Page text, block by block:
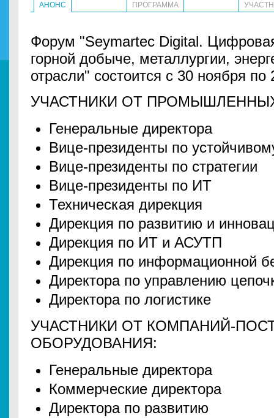
АНОНС ПРОГРАММА
Форум "Seymartec Digital.
горной добыче, металлургии,
отрасли" состоится с 30 ноября по
УЧАСТНИКИ ОТ
Генеральные директора
Вице-президенты по
Вице-президенты по стратегии
Вице-президенты по ИТ
Техническая дирекция
Дирекция по развитию и
Дирекция по ИТ и АСУТП
Дирекция по информационной
Директора по управлению
Директора по логистике
УЧАСТНИКИ ОТ КОМПАНИЙ-
ОБОРУДОВАНИЯ:
Генеральные директора
Коммерческие директора
Директора по развитию